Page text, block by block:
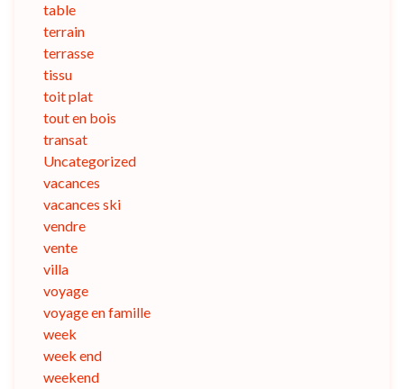
table
terrain
terrasse
tissu
toit plat
tout en bois
transat
Uncategorized
vacances
vacances ski
vendre
vente
villa
voyage
voyage en famille
week
week end
weekend